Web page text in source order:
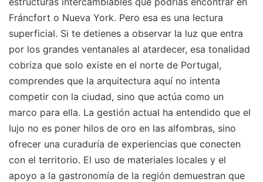
Fráncfort o Nueva York. Pero esa es una lectura
superficial. Si te detienes a observar la luz que entra
por los grandes ventanales al atardecer, esa tonalidad
cobriza que solo existe en el norte de Portugal,
comprendes que la arquitectura aquí no intenta
competir con la ciudad, sino que actúa como un
marco para ella. La gestión actual ha entendido que el
lujo no es poner hilos de oro en las alfombras, sino
ofrecer una curaduría de experiencias que conecten
con el territorio. El uso de materiales locales y el
apoyo a la gastronomía de la región demuestran que